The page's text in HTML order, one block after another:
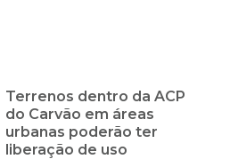
Terrenos dentro da ACP
do Carvão em áreas
urbanas poderão ter
liberação de uso